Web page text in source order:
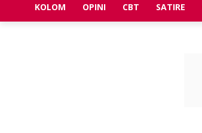
KOLOM OPINI CBT SATIRE